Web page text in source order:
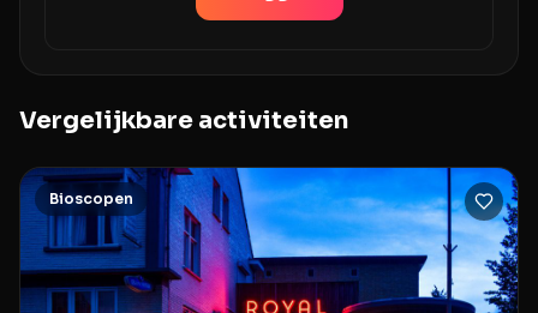
Vergelijkbare activiteiten
Bioscopen